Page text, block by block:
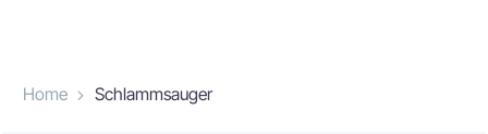
Home Schlammsauger